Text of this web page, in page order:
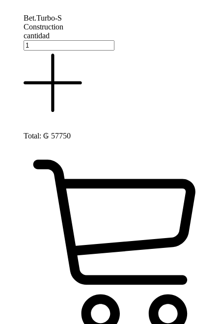
Bet.Turbo-S
Construction
cantidad
Total: ₲ 57750